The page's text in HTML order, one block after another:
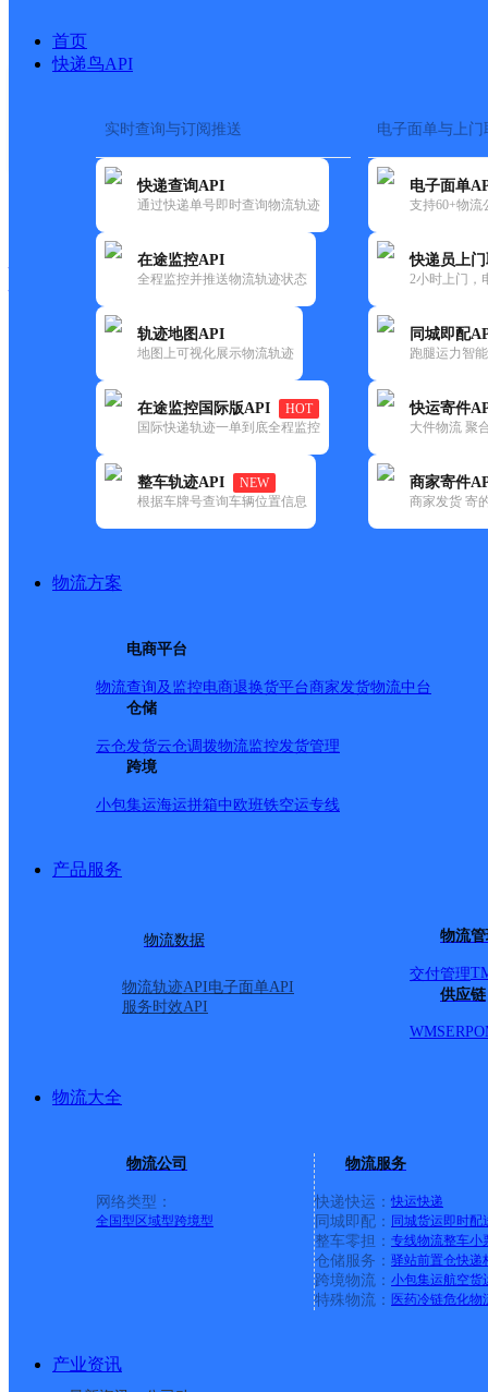
首页
快递鸟API
实时查询与订阅推送
快递查询API
通过快递单号即时查询物流轨迹
在途监控API
全程监控并推送物流轨迹状态
轨迹地图API
地图上可视化展示物流轨迹
在途监控国际版API
HOT
国际快递轨迹一单到底全程监控
整车轨迹API
NEW
根据车牌号查询车辆位置信息
电子面单与上门
电子面单
支持60+物流
快递员上
2小时上门，
同城即配
跑腿运力智
快运寄件
大件物流 聚
商家寄件
商家发货 寄
物流方案
电商平台
物流查询及监控电商退换货平台商家发货物流中台
仓储
云仓发货云仓调拨物流监控发货管理
跨境
小包集运海运拼箱中欧班铁空运专线
产品服务
物流数据
物流轨迹API电子面单API
服务时效API
物流
交付管理
供应链
WMSERP
物流大全
物流公司
网络类型：
全国型 区域型跨境型
物流服务
快递快运： 快运快递
同城即配： 同城货运即时配
整车零担： 专线物流整车小
仓储服务： 驿站前置仓快递
跨境物流： 小包集运航空货
特殊物流： 医药冷链危化物
产业资讯
快运大全 快递时效
韵达
福建泉州公司学府路分部
更新时间：2022-07-14 00:00:00
所属快递：韵达速递
所属区域：福建省-泉州市-鲤城区
网点地址：福建省泉州市鲤城区鲤中街道学府路学府街南2
网点负责人：